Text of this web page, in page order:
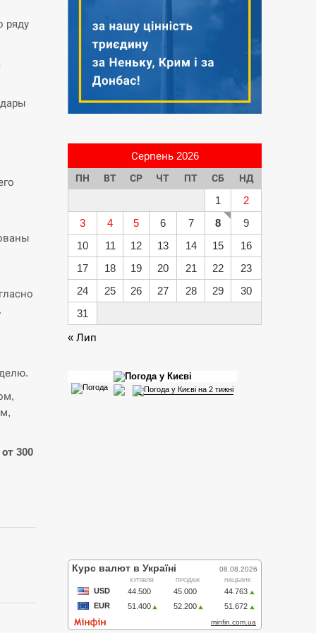
ряду
от 300
Серпень 2026
ПН ВТ СР ЧТ ПТ СБ НД
1
2
3
4 5 6 7 8
9
10
11 12 13 14 15
16
17
18 19 20 21 22
23
24
25 26 27 28 29
30
31
« Лип